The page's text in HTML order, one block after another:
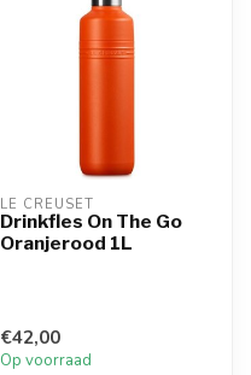
LE CREUSET
Drinkfles On The Go
Oranjerood 1L
€42,00
Op voorraad